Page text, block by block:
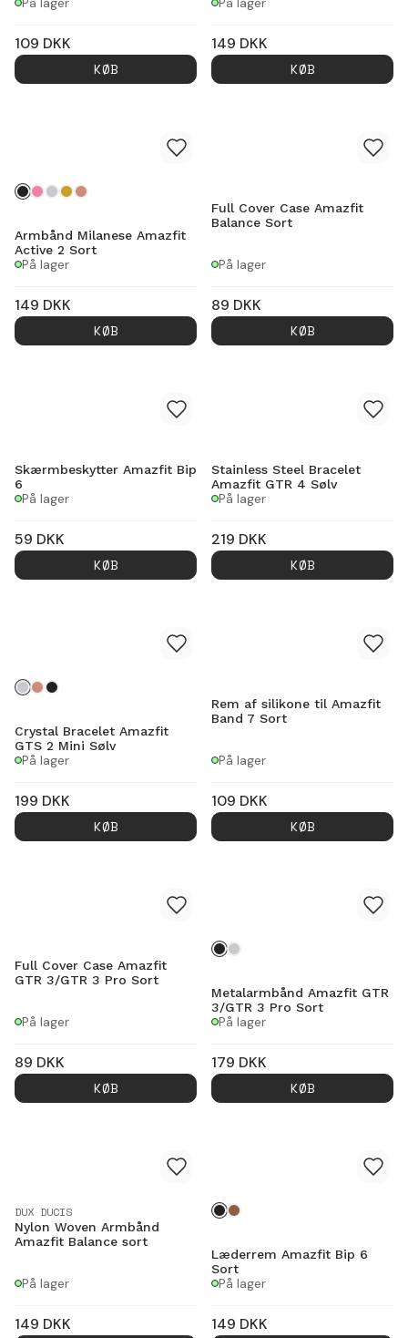
109 DKK
KØB
149 DKK
KØB
Armbånd Milanese Amazfit
Active 2 Sort
På lager
149 DKK
KØB
Full Cover Case Amazfit
Balance Sort
På lager
89 DKK
KØB
Skærmbeskytter Amazfit Bip
6
På lager
59 DKK
KØB
Stainless Steel Bracelet
Amazfit GTR 4 Sølv
På lager
219 DKK
KØB
Crystal Bracelet Amazfit
GTS 2 Mini Sølv
På lager
199 DKK
KØB
Rem af silikone til Amazfit
Band 7 Sort
På lager
109 DKK
KØB
Full Cover Case Amazfit
GTR 3/GTR 3 Pro Sort
På lager
89 DKK
KØB
Metalarmbånd Amazfit GTR
3/GTR 3 Pro Sort
På lager
179 DKK
KØB
DUX DUCIS
Nylon Woven Armbånd
Amazfit Balance sort
På lager
149 DKK
Læderrem Amazfit Bip 6
Sort
På lager
149 DKK